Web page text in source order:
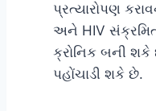
પ્રત્યારોપણ
અને HIV
ક્રોનિક બની
પહોંચાડી શકે છે.